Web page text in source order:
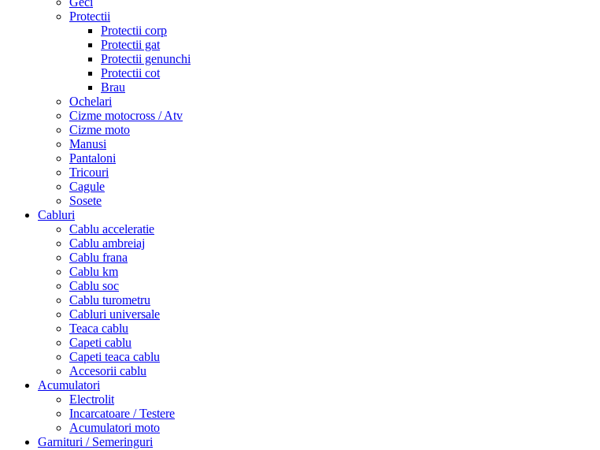
Protectii
Protectii corp
Protectii gat
Protectii genunchi
Protectii cot
Brau
Ochelari
Cizme motocross / Atv
Cizme moto
Manusi
Pantaloni
Tricouri
Cagule
Sosete
Cabluri
Cablu acceleratie
Cablu ambreiaj
Cablu frana
Cablu km
Cablu soc
Cablu turometru
Cabluri universale
Teaca cablu
Capeti cablu
Capeti teaca cablu
Accesorii cablu
Acumulatori
Electrolit
Incarcatoare / Testere
Acumulatori moto
Garnituri / Semeringuri